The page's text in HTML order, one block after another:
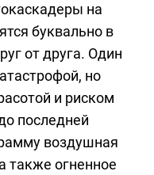
на
буквально в
от друга. Один
но
и риском
последней
воздушная
также огненное